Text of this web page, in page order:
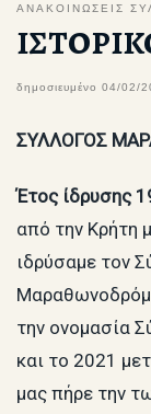
ΑΝΑΚΟΙΝΩΣΕΙΣ
δημοσιευμένο 04/02/
ΣΥΛΛΟΓΟΣ
Έτος ίδρυσης
από την Κρήτη
ιδρύσαμε τον
την ονομασία
και το 2021
μας πήρε την